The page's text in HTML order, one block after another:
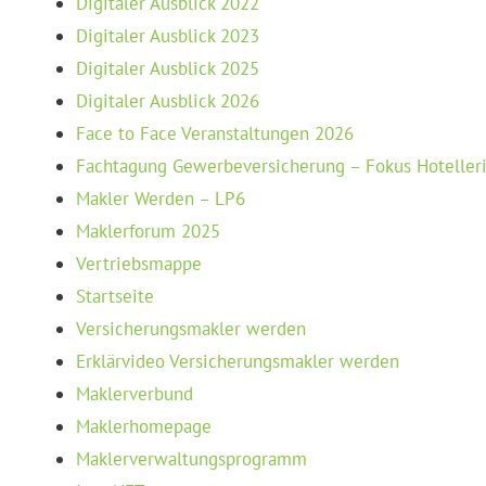
Digitaler Ausblick 2023
Digitaler Ausblick 2025
Digitaler Ausblick 2026
Face to Face Veranstaltungen 2026
Fachtagung Gewerbeversicherung – Fokus
Makler Werden – LP6
Maklerforum 2025
Vertriebsmappe
Startseite
Versicherungsmakler werden
Erklärvideo Versicherungsmakler werden
Maklerverbund
Maklerhomepage
Maklerverwaltungsprogramm